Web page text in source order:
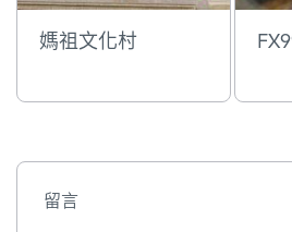
媽祖文化村
留言